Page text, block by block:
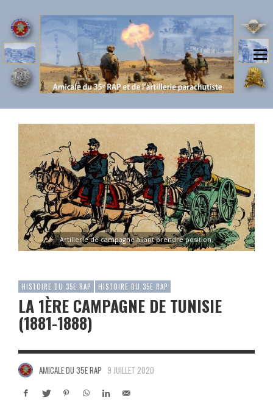
Artillerie de campagne allant prendre position.
HISTOIRE DU 35E RAP HISTOIRE DU 35E RAP
LA 1ÈRE CAMPAGNE DE TUNISIE
(1881-1888)
AMICALE DU 35E RAP 9 JUILLET 2020